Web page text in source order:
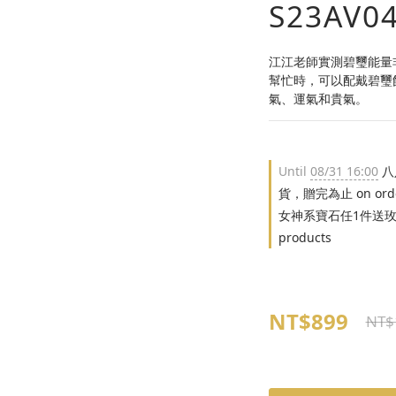
江江老師實測碧璽能
幫忙時，可以配戴碧
氣、運氣和貴氣。
Until 08/31 16:00八
貨，贈完為止 on
女神系寶石任1件送
products
NT$899